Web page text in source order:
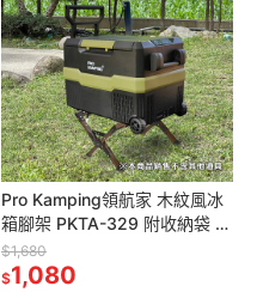
Pro Kamping領航家 木紋風冰
箱腳架 PKTA-329 附收納袋 可
調冰桶腳架 折疊冰箱架 露營行
動冰箱架
$1,680
$1,080